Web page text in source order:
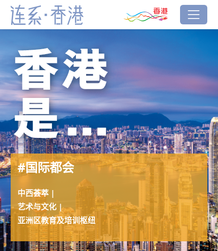
跳到主要内容
连系‧香港 香港品牌
#Cosmopolitan
#国际都会
中西荟萃 |
艺术与文化 |
亚洲区教育及培训枢纽